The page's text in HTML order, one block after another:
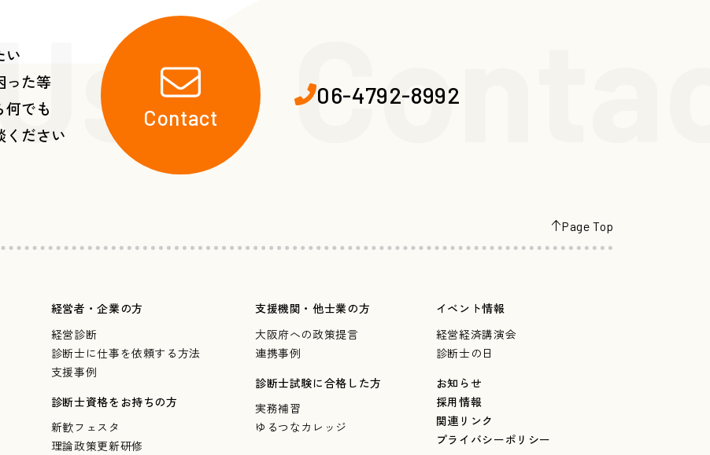
・
い
った等
何でも
ください
Contact
06-4792-8992
Page Top
経営者・企業の方
経営診断
診断士に仕事を依頼する方法
支援事例
診断士資格をお持ちの方
新歓フェスタ
理論政策更新研修
支援機関・他士業の方
大阪府への政策提言
連携事例
診断士試験に合格した方
実務補習
ゆるつなカレッジ
イベント情報
経営経済講演会
診断士の日
お知らせ
採用情報
関連リンク
プライバシーポリシー